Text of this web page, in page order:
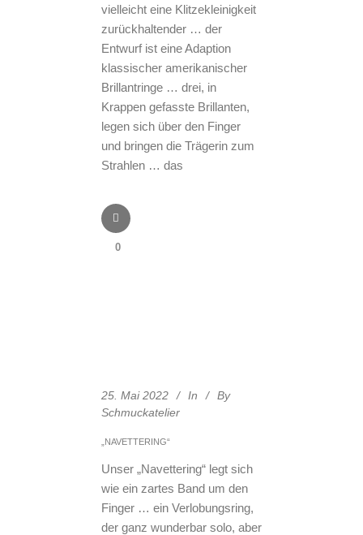
vielleicht eine Klitzekleinigkeit
zurückhaltender … der
Entwurf ist eine Adaption
klassischer amerikanischer
Brillantringe … drei, in
Krappen gefasste Brillanten,
legen sich über den Finger
und bringen die Trägerin zum
Strahlen … das
0
25. Mai 2022 In
By
Schmuckatelier
„NAVETTERING“
Unser „Navettering“ legt sich
wie ein zartes Band um den
Finger … ein Verlobungsring,
der ganz wunderbar solo, aber